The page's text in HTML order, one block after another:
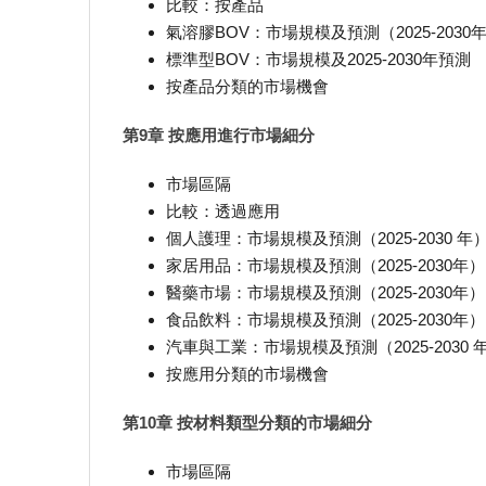
比較：按產品
氣溶膠BOV：市場規模及預測（2025-2030年
標準型BOV：市場規模及2025-2030年預測
按產品分類的市場機會
第9章 按應用進行市場細分
市場區隔
比較：透過應用
個人護理：市場規模及預測（2025-2030 年）
家居用品：市場規模及預測（2025-2030年）
醫藥市場：市場規模及預測（2025-2030年）
食品飲料：市場規模及預測（2025-2030年）
汽車與工業：市場規模及預測（2025-2030 年
按應用分類的市場機會
第10章 按材料類型分類的市場細分
市場區隔